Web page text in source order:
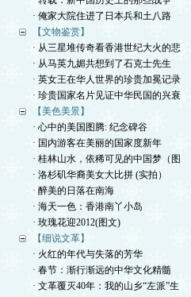
· 俺家大院住进了日本兵和土八路
【文物鉴赏】
· 从三星堆传奇看香港世纪大火的悲
· 从马英九媚共想到了石克士先生
· 英女王在华人世界的珍贵加冕记录
· 珍贵国家名片见证中华民国的兴衰
【美色美景】
· 心中的美国图腾: 纪念碑谷
· 国内游客在美丽的国家度新年
· 桂林山水，依稀可见的中国梦（图
· 洛杉矶华裔美女大比拼 (实拍）
· 醉美的日落在南海
· 海天一色：香港南丫小岛
· 玫瑰花迎2012(图文)
【细说文革】
· 火红的年代与失落的芳华
· 春节：渐行渐远的中华文化精髓
· 文革覆灭40年：我的山乡“左派”生